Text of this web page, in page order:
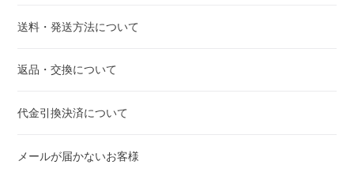
送料・発送方法について
返品・交換について
代金引換決済について
メールが届かないお客様